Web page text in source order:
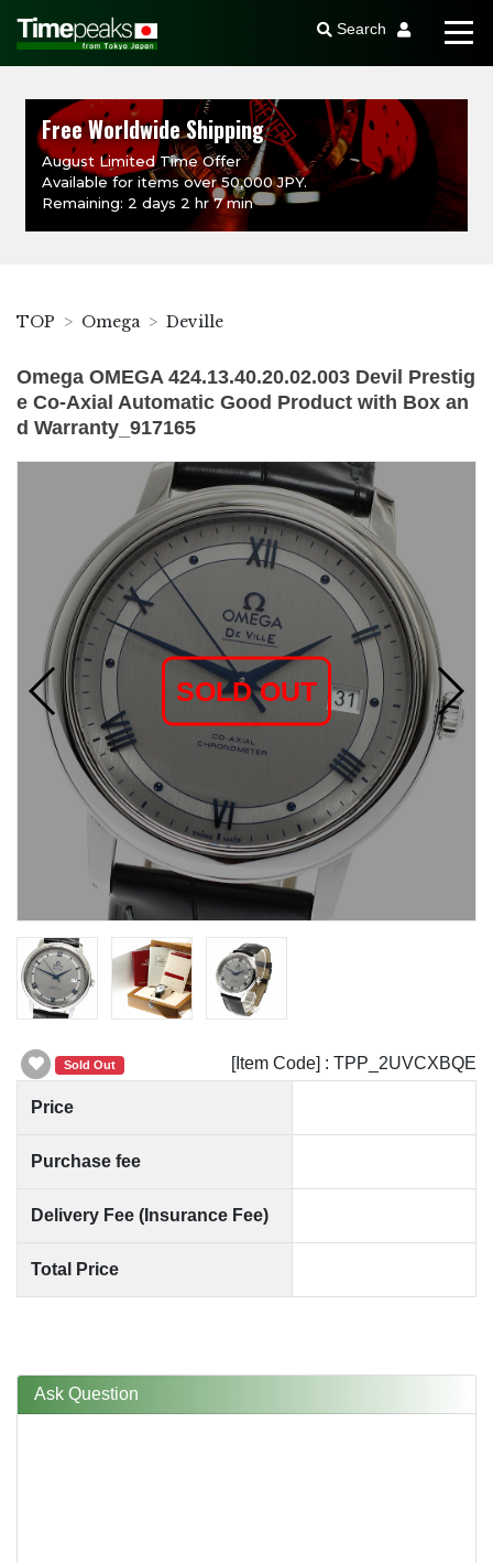
Search
Free Worldwide Shipping
August Limited Time Offer
Available for items over 50,000 JPY.
Remaining: 2 days 2 hr 7 min
TOP Omega Deville
Omega OMEGA 424.13.40.20.02.003 Devil Prestig
e Co-Axial Automatic Good Product with Box an
d Warranty_917165
SOLD OUT
Sold Out [Item Code] : TPP_2UVCXBQE
Price
Purchase fee
Delivery Fee (Insurance Fee)
Total Price
Ask Question